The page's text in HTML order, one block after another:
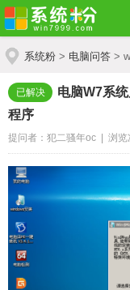
系统粉 > 电脑问答 >
已解决
电脑W7系
程序
提问者：犯二骚年oc | 浏览